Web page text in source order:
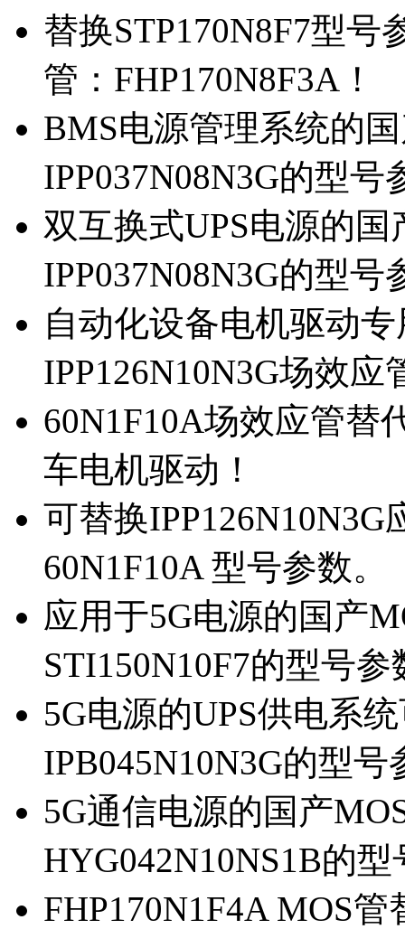
替换STP170N8F7型
管：FHP170N8F3A！
BMS电源管理系统的
IPP037N08N3G的型号
双互换式UPS电源的
IPP037N08N3G的型号
自动化设备电机驱动
IPP126N10N3G场效应
60N1F10A场效应管替
车电机驱动！
可替换
60N1F10A 型号参数。
应用于5G电源的国产
STI150N10F7的型号参
5G电源的UPS供电系
IPB045N10N3G的型号
5G通信电源的国产
HYG042N10NS1B的
FHP170N1F4A MOS